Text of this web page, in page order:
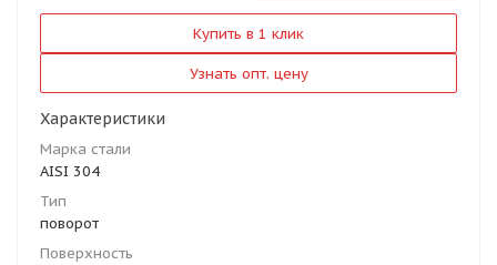
Купить в 1 клик
Узнать опт. цену
Характеристики
Марка стали
AISI 304
Тип
поворот
Поверхность